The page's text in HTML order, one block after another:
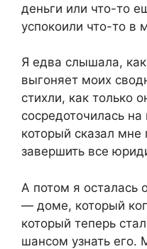
деньги или что-то
успокоили что-то в
Я едва слышала,
выгоняет моих
стихли, как только
сосредоточилась
который сказал мне
завершить все
А потом я осталась
— доме, который
который теперь
шансом узнать его.